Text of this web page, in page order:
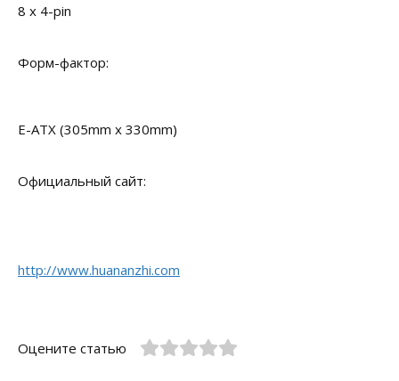
8 x 4-pin
Форм-фактор:
E-ATX (305mm x 330mm)
Официальный сайт:
http://www.huananzhi.com
Оцените статью